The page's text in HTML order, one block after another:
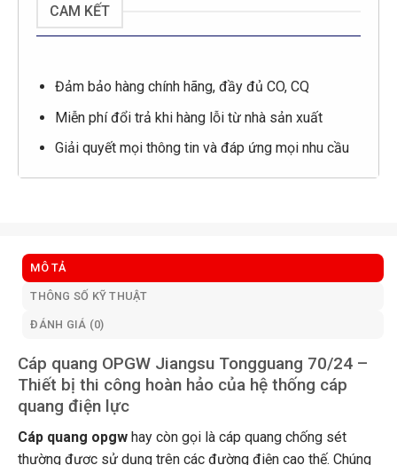
CAM KẾT
Đảm bảo hàng chính hãng, đầy đủ CO, CQ
Miễn phí đổi trả khi hàng lỗi từ nhà sản xuất
Giải quyết mọi thông tin và đáp ứng mọi nhu cầu
MÔ TẢ
THÔNG SỐ KỸ THUẬT
ĐÁNH GIÁ (0)
Cáp quang OPGW Jiangsu Tongguang 70/24 –
Thiết bị thi công hoàn hảo của hệ thống cáp
quang điện lực
Cáp quang opgwhay còn gọi là cáp quang chống sét
thường được sử dụng trên các đường điện cao thế. Chúng